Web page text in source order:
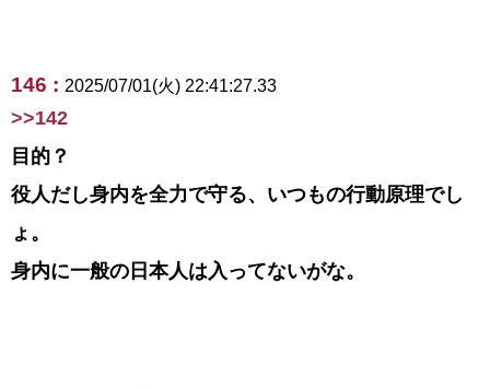
146 : 2025/07/01(火) 22:41:27.33
>>142
目的？
役人だし身内を全力で守る、いつもの行動原理でし
ょ。
身内に一般の日本人は入ってないがな。